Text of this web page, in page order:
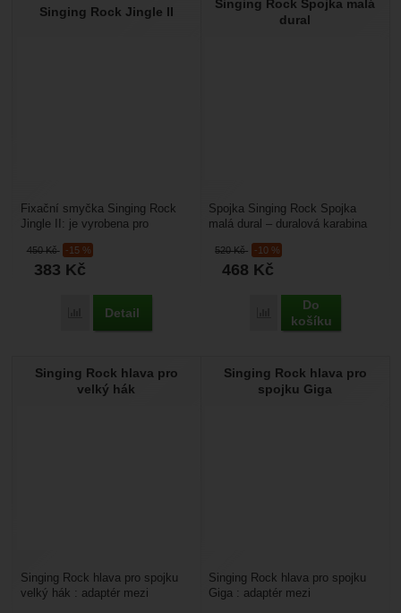
Singing Rock Jingle II
450Kč -15 %
383 Kč
Přidat 'Singing Rock Jingle II' k porovnání
Detail
Fixační smyčka Singing Rock
Jingle II: je vyrobena pro
fixaci na stromech....
Singing Rock Spojka malá
dural
520Kč -10 %
468 Kč
Přidat 'Singing Rock
Do
košíku
Spojka Singing Rock Spojka
malá dural – duralová karabina
dvojitou automatickou...
Singing Rock hlava pro
velký hák
Singing Rock hlava pro spojku
velký hák : adaptér mezi
Singing Rock hlava pro
spojku Giga
Singing Rock hlava pro spojku
Giga : adaptér mezi